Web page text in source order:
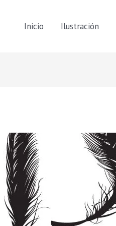
Inicio Ilustración